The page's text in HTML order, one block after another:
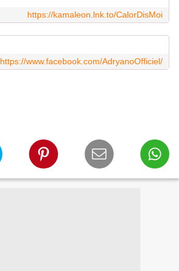
https://kamaleon.lnk.to/CalorDisMoi
https://www.facebook.com/AdryanoOfficiel/